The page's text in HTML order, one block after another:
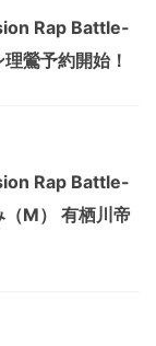
Rap Battle-
鶯予約開始！
Rap Battle-
（M） 有栖川帝